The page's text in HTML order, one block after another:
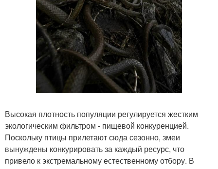
Высокая плотность популяции регулируется жестким
экологическим фильтром - пищевой конкуренцией.
Поскольку птицы прилетают сюда сезонно, змеи
вынуждены конкурировать за каждый ресурс, что
привело к экстремальному естественному отбору. В